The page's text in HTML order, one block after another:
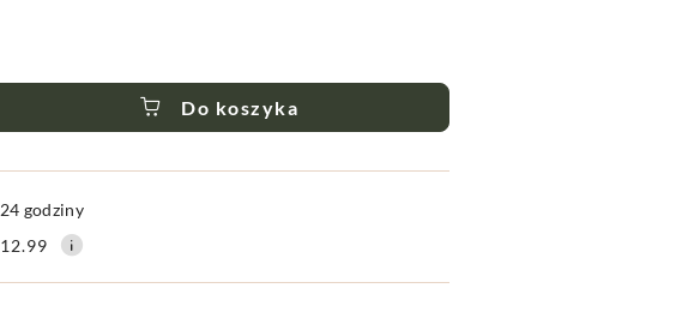
Do koszyka
24 godziny
12.99